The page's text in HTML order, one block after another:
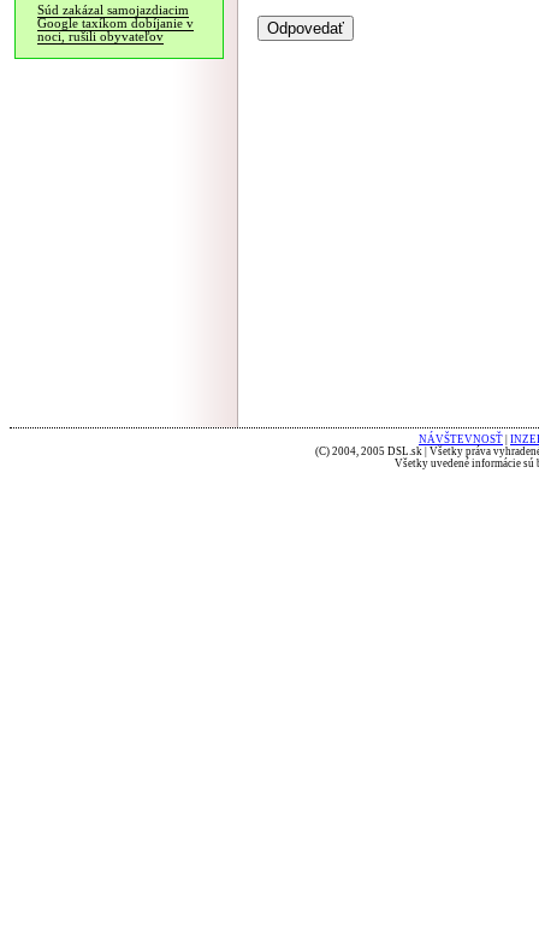
Súd zakázal samojazdiacim
Google taxíkom dobíjanie v
noci, rušili obyvateľov
NÁVŠTEVNOSŤ
(C) 2004, 2005 DSL.sk | Všetky práva
Všetky uvedené informácie sú